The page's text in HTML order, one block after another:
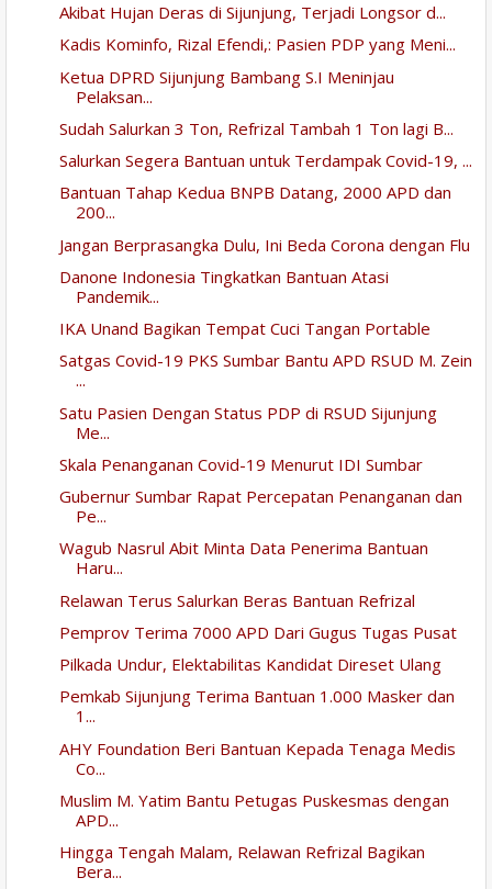
Akibat Hujan Deras di Sijunjung, Terjadi Longsor d...
Kadis Kominfo, Rizal Efendi,: Pasien PDP yang Meni...
Ketua DPRD Sijunjung Bambang S.I Meninjau
Pelaksan...
Sudah Salurkan 3 Ton, Refrizal Tambah 1 Ton lagi B...
Salurkan Segera Bantuan untuk Terdampak Covid-19, ...
Bantuan Tahap Kedua BNPB Datang, 2000 APD dan
200...
Jangan Berprasangka Dulu, Ini Beda Corona dengan Flu
Danone Indonesia Tingkatkan Bantuan Atasi
Pandemik...
IKA Unand Bagikan Tempat Cuci Tangan Portable
Satgas Covid-19 PKS Sumbar Bantu APD RSUD M. Zein
...
Satu Pasien Dengan Status PDP di RSUD Sijunjung
Me...
Skala Penanganan Covid-19 Menurut IDI Sumbar
Gubernur Sumbar Rapat Percepatan Penanganan dan
Pe...
Wagub Nasrul Abit Minta Data Penerima Bantuan
Haru...
Relawan Terus Salurkan Beras Bantuan Refrizal
Pemprov Terima 7000 APD Dari Gugus Tugas Pusat
Pilkada Undur, Elektabilitas Kandidat Direset Ulang
Pemkab Sijunjung Terima Bantuan 1.000 Masker dan
1...
AHY Foundation Beri Bantuan Kepada Tenaga Medis
Co...
Muslim M. Yatim Bantu Petugas Puskesmas dengan
APD...
Hingga Tengah Malam, Relawan Refrizal Bagikan
Bera...